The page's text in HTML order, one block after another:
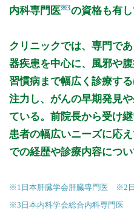
内科専門医※3の資格も有し
クリニックでは、専門で
器疾患を中心に、風邪や
習慣病まで幅広く診療す
注力し、がんの早期発見
ている。前院長から受け
患者の幅広いニーズに応
での経歴や診療内容につい
※1日本肝臓学会肝臓専門医 ※2
※3日本内科学会総合内科専門医